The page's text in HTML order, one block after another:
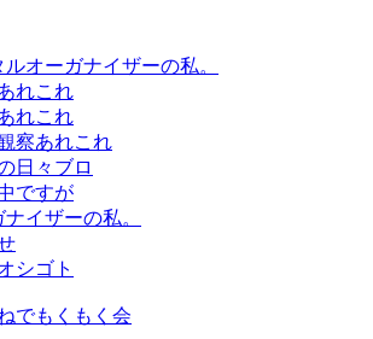
オーガナイザーの私。
れこれ
れこれ
察あれこれ
日々ブロ
ですが
イザーの私。
シゴト
でもくもく会